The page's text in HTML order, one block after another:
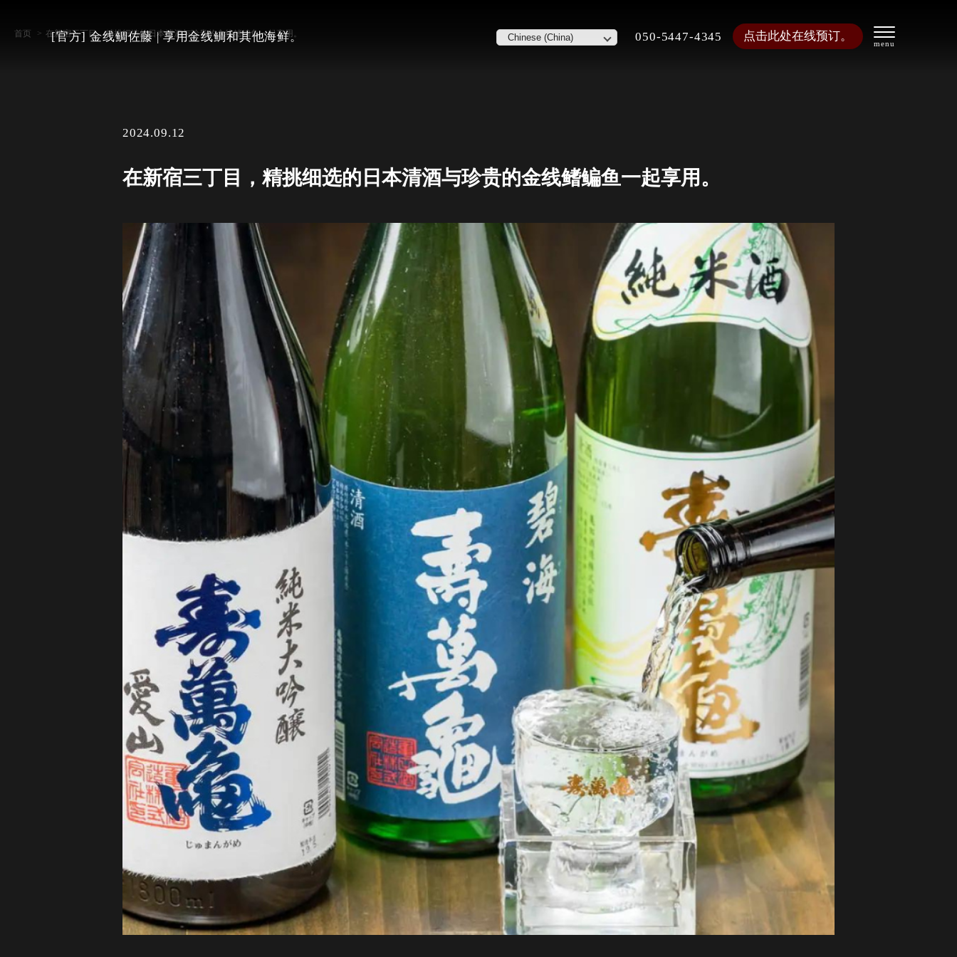
[官方] 金线鲷佐藤 | 享用金线鲷和其他海鲜。 050-5447-4345 点击此处在线预订。
首页 在新宿三丁目，精挑细选的日本清酒与珍贵的金线鳍鳊鱼一起享用。
2024.09.12
在新宿三丁目，精挑细选的日本清酒与珍贵的金线鳍鳊鱼一起享用。